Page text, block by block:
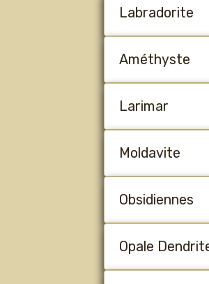
Labradorite
Améthyste
Larimar
Moldavite
Obsidiennes
Opale